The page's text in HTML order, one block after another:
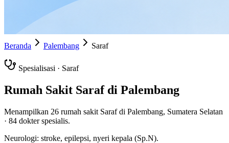
Beranda Palembang Saraf
Spesialisasi · Saraf
Rumah Sakit Sarafdi Palembang
Menampilkan 26 rumah sakit Sarafdi Palembang, Sumatera Selatan
· 84 dokter spesialis.
Neurologi: stroke, epilepsi, nyeri kepala (Sp.N).